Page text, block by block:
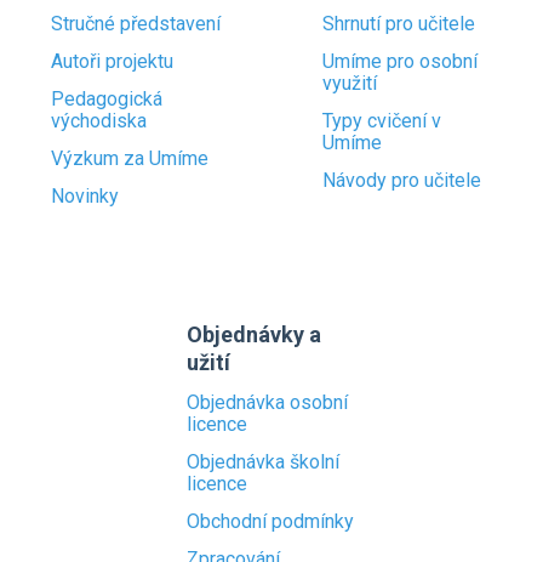
Stručné představení
Autoři projektu
Pedagogická
východiska
Výzkum za Umíme
Novinky
Shrnutí pro učitele
Umíme pro osobní
využití
Typy cvičení v
Umíme
Návody pro učitele
Objednávky a
užití
Objednávka osobní
licence
Objednávka školní
licence
Obchodní podmínky